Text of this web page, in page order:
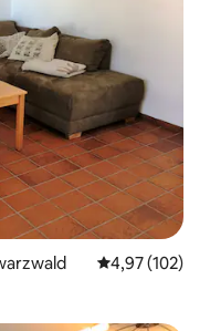
4,97 av 5 i
4,97 (102)